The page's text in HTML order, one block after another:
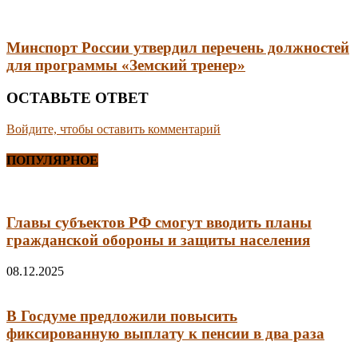
Минспорт России утвердил перечень должностей
для программы «Земский тренер»
ОСТАВЬТЕ ОТВЕТ
Войдите, чтобы оставить комментарий
ПОПУЛЯРНОЕ
Главы субъектов РФ смогут вводить планы
гражданской обороны и защиты населения
08.12.2025
В Госдуме предложили повысить
фиксированную выплату к пенсии в два раза